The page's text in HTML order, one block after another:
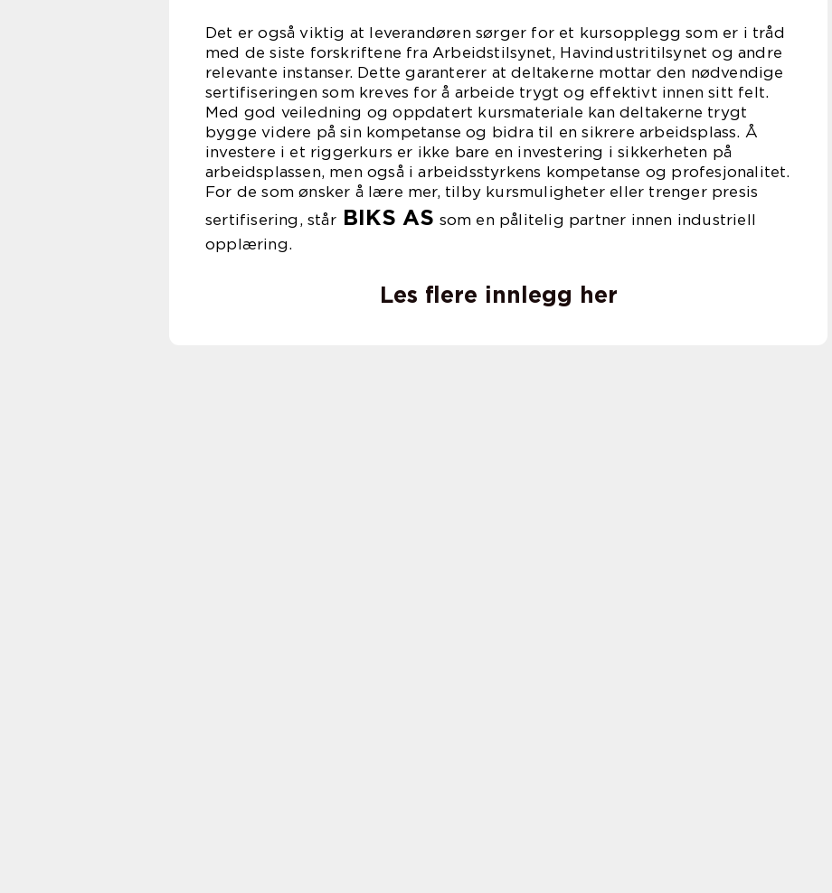
Det er også viktig at leverandøren sørger for et kursopplegg som er i tråd
med de siste forskriftene fra Arbeidstilsynet, Havindustritilsynet og andre
relevante instanser. Dette garanterer at deltakerne mottar den nødvendige
sertifiseringen som kreves for å arbeide trygt og effektivt innen sitt felt.
Med god veiledning og oppdatert kursmateriale kan deltakerne trygt
bygge videre på sin kompetanse og bidra til en sikrere arbeidsplass. Å
investere i et riggerkurs er ikke bare en investering i sikkerheten på
arbeidsplassen, men også i arbeidsstyrkens kompetanse og profesjonalitet.
For de som ønsker å lære mer, tilby kursmuligheter eller trenger presis
sertifisering, stårBIKS AS som en pålitelig partner innen industriell
opplæring.
Les flere innlegg her